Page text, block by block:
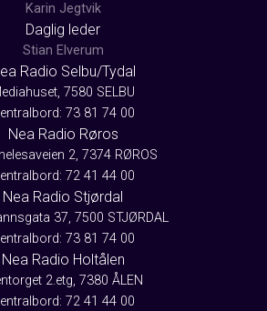
Karin Jegtvik
Daglig leder
Stian Elverum
Radio Selbu/Tydal
7580 SELBU
73 81 74 00
Nea Radio Røros
2, 7374 RØROS
72 41 44 00
Nea Radio Stjørdal
37, 7500 STJØRDAL
73 81 74 00
Nea Radio Holtålen
2.etg, 7380 ÅLEN
72 41 44 00